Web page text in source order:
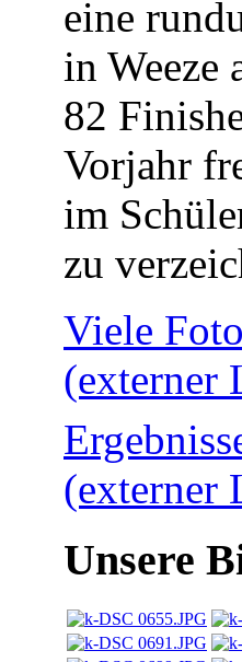
eine
in Weeze
82
Vorjahr
im
zu
Viele
(externer
(externer
Unsere